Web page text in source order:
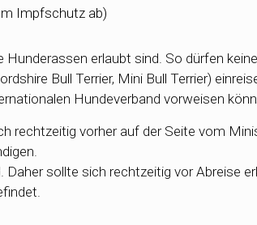
Impfschutz ab)
erlaubt sind. So dürfen
Bull Terrier, Mini Bull Terrier)
Hundeverband vorweisen
rechtzeitig vorher auf der Seite vom
sollte sich rechtzeitig vor Abreise